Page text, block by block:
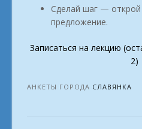
Сделай шаг — открой
предложение.
Записаться на лекцию
2)
АНКЕТЫ ГОРОДА СЛАВЯНКА